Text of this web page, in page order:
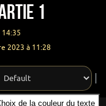
1
2023 à 11:28
Choix de la couleur du texte